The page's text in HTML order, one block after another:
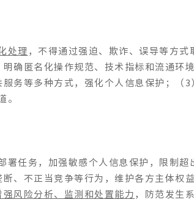
处理 ，不得通过强迫、欺诈、误导等方式
确匿名化操作规范、技术指标和流通环境
务等多种方式，强化个人信息保护；（3
。
署任务，加强敏感个人信息保护，限制超
、不正当竞争等行为，维护各方主体权益
风险分析、监测和处置能力 ，防范发生系